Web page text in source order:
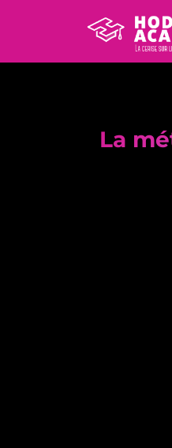
La